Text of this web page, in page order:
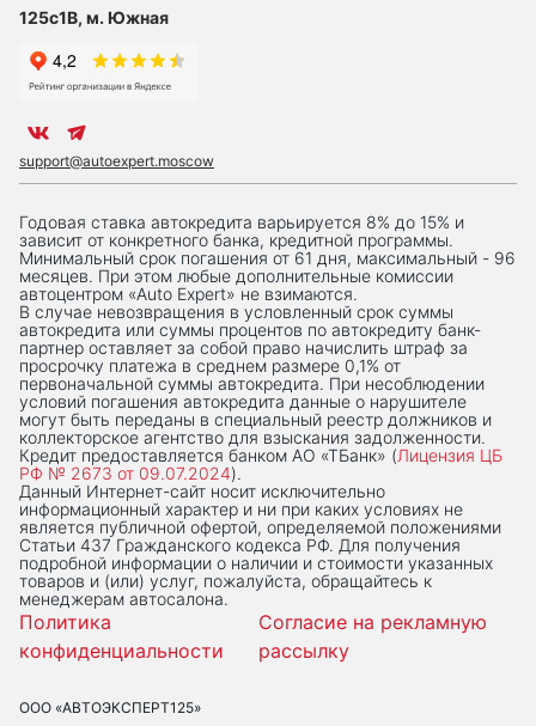
125с1В, м. Южная
support@autoexpert.moscow
Годовая ставка автокредита варьируется 8% до 15% и
зависит от конкретного банка, кредитной программы.
Минимальный срок погашения от 61 дня, максимальный - 96
месяцев. При этом любые дополнительные комиссии
автоцентром «Auto Expert» не взимаются.
В случае невозвращения в условленный срок суммы
автокредита или суммы процентов по автокредиту банк-
партнер оставляет за собой право начислить штраф за
просрочку платежа в среднем размере 0,1% от
первоначальной суммы автокредита. При несоблюдении
условий погашения автокредита данные о нарушителе
могут быть переданы в специальный реестр должников и
коллекторское агентство для взыскания задолженности.
Кредит предоставляется банком АО «ТБанк» (Лицензия ЦБ
РФ № 2673 от 09.07.2024).
Данный Интернет-сaйт носит исключительно
информационный характер и ни при каких условиях не
является публичной офертой, определяемой положениями
Статьи 437 Гражданского кодекса РФ. Для получения
подробной информации о наличии и стоимости указанных
товаров и (или) услуг, пожалуйста, обращайтесь к
менеджерам автосалона.
Политика
конфиденциальности
Согласие на рекламную
рассылку
ООО «АВТОЭКСПЕРТ125»